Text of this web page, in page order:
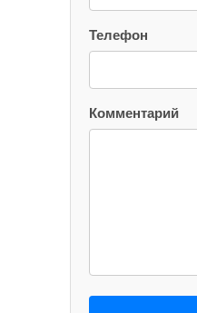
Телефон
Комментарий